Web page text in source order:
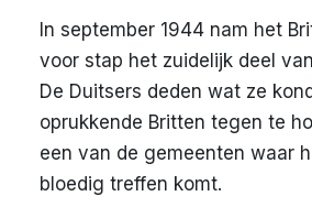
In september 1944 nam het
voor stap het zuidelijk deel
De Duitsers deden wat ze
oprukkende Britten tegen te
een van de gemeenten waar
bloedig treffen komt.